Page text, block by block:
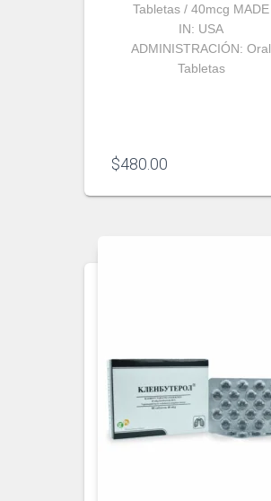
Tabletas / 40mcg MADE
IN: USA
ADMINISTRACIÓN: Oral
Tabletas
$480.00